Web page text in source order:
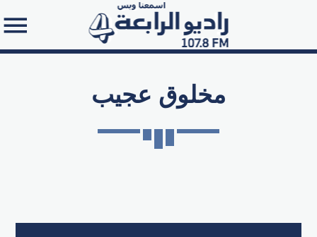
مخلوق عجيب